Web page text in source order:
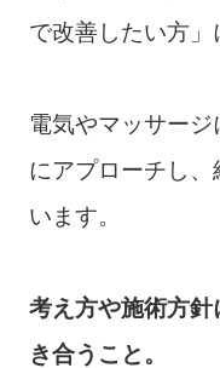
で改善したい方」
電気やマッサー
にアプローチし
います。
考え方や施術方針
き合うこと。